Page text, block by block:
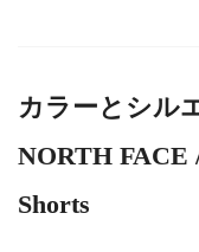
カラーとシル
NORTH FACE
Shorts